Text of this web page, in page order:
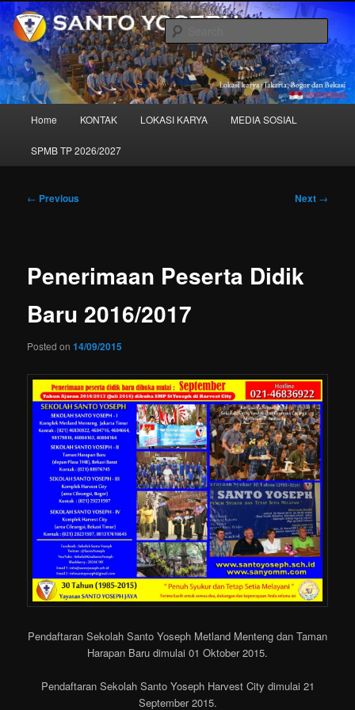
Skip
to
primary
contentSANTO YOSEPH – "Sekolah Kita"
Home KONTAK LOKASI KARYA MEDIA SOSIAL
SPMB TP 2026/2027
Post
← Previous Next →
Penerimaan Peserta Didik
Baru 2016/2017
Posted on14/09/2015
Pendaftaran Sekolah Santo Yoseph Metland Menteng dan Taman
Harapan Baru dimulai 01 Oktober 2015.
Pendaftaran Sekolah Santo Yoseph Harvest City dimulai 21
September 2015.